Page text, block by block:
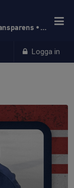
Logga in
Prestigelöshet • Engagemang • Transparens • Trivsel